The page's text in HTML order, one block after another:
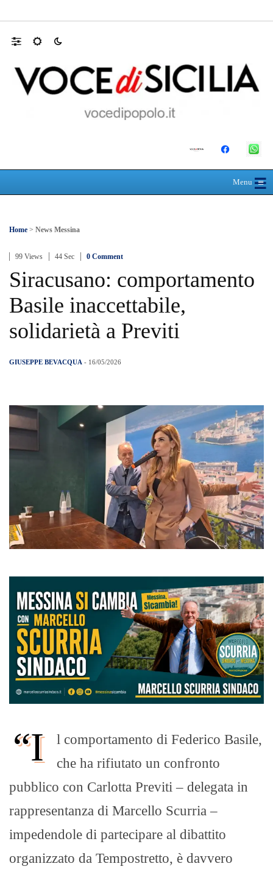
Menu≡
☰
Home > News Messina
99 Views 44 Sec 0 Comment
Siracusano: comportamento
Basile inaccettabile,
solidarietà a Previti
GIUSEPPE BEVACQUA - 16/05/2026
“I
l comportamento di Federico Basile,
che ha rifiutato un confronto
pubblico con Carlotta Previti – delegata in
rappresentanza di Marcello Scurria –
impedendole di partecipare al dibattito
organizzato da Tempostretto, è davvero